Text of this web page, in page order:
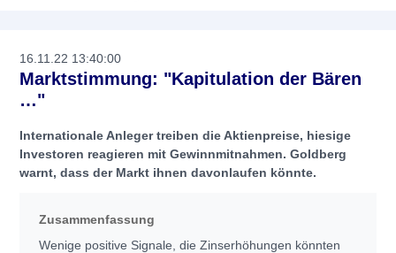
16.11.22 13:40:00
Marktstimmung: "Kapitulation der Bären
…"
Internationale Anleger treiben die Aktienpreise, hiesige
Investoren reagieren mit Gewinnmitnahmen. Goldberg
warnt, dass der Markt ihnen davonlaufen könnte.
Zusammenfassung
Wenige positive Signale, die Zinserhöhungen könnten